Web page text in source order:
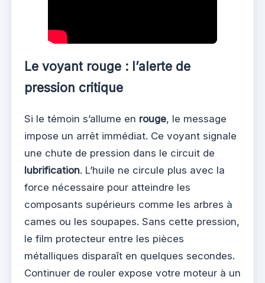
Le voyant rouge : l’alerte de
pression critique
Si le témoin s’allume en rouge, le message
impose un arrêt immédiat. Ce voyant signale
une chute de pression dans le circuit de
lubrification. L’huile ne circule plus avec la
force nécessaire pour atteindre les
composants supérieurs comme les arbres à
cames ou les soupapes. Sans cette pression,
le film protecteur entre les pièces
métalliques disparaît en quelques secondes.
Continuer de rouler expose votre moteur à un